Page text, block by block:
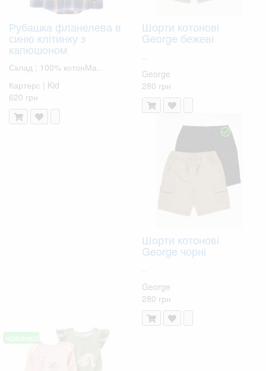
Рубашка фланелева в
синю клітинку з
капюшоном
Склад ; 100% котонМа..
Картерс | Kid
620 грн
Шорти котонові
George бежеві
George
280 грн
Шорти котонові
George чорні
George
280 грн
новинка!